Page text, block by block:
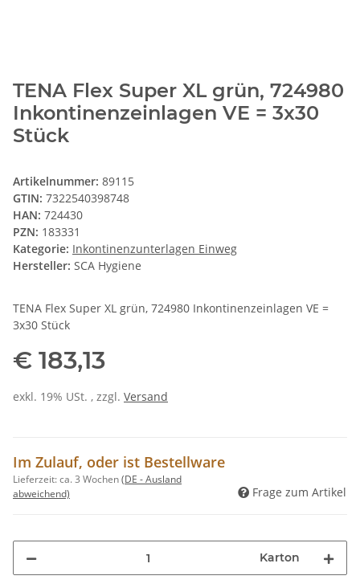
TENA Flex Super XL grün, 724980
Inkontinenzeinlagen VE = 3x30
Stück
Artikelnummer: 89115
GTIN: 7322540398748
HAN: 724430
PZN: 183331
Kategorie: Inkontinenzunterlagen Einweg
Hersteller: SCA Hygiene
TENA Flex Super XL grün, 724980 Inkontinenzeinlagen VE =
3x30 Stück
€ 183,13
exkl. 19% USt. , zzgl. Versand
Im Zulauf, oder ist Bestellware
Lieferzeit:ca. 3 Wochen(DE - Ausland
abweichend)
Frage zum Artikel
Karton